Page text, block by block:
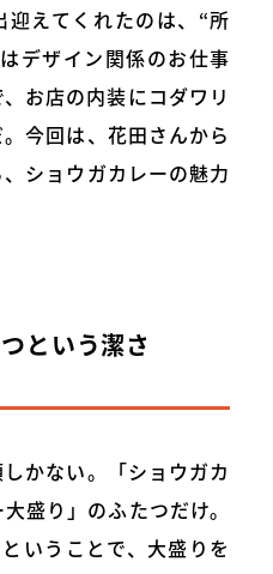
迎えてくれたのは、“所
デザイン関係のお仕事
お店の内装にコダワリ
今回は、花田さんから
ショウガカレーの魅力
という潔さ
かない。「ショウガカ
盛り」のふたつだけ。
いうことで、大盛りを